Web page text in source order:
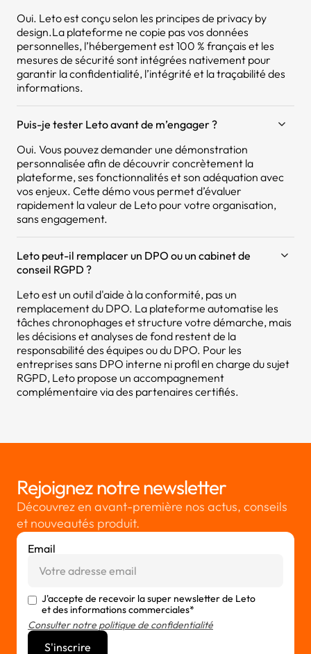
Oui. Leto est conçu selon les principes de privacy by
design.La plateforme ne copie pas vos données
personnelles, l’hébergement est 100 % français et les
mesures de sécurité sont intégrées nativement pour
garantir la confidentialité, l’intégrité et la traçabilité des
informations.
Puis-je tester Leto avant de m’engager ?
Oui. Vous pouvez demander une démonstration
personnalisée afin de découvrir concrètement la
plateforme, ses fonctionnalités et son adéquation avec
vos enjeux. Cette démo vous permet d’évaluer
rapidement la valeur de Leto pour votre organisation,
sans engagement.
Leto peut-il remplacer un DPO ou un cabinet de
conseil RGPD ?
Leto est un outil d'aide à la conformité, pas un
remplacement du DPO. La plateforme automatise les
tâches chronophages et structure votre démarche, mais
les décisions et analyses de fond restent de la
responsabilité des équipes ou du DPO. Pour les
entreprises sans DPO interne ni profil en charge du sujet
RGPD, Leto propose un accompagnement
complémentaire via des partenaires certifiés.
Rejoignez notre newsletter
Découvrez en avant-première nos actus, conseils
et nouveautés produit.
Email
J'accepte de recevoir la super newsletter de Leto
et des informations commerciales*
Consulter notre politique de confidentialité